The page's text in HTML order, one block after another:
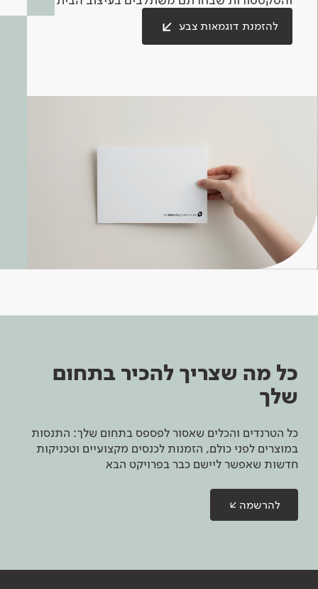
להזמנת דוגמאות צבע
כל מה שצריך להכיר בתחום
שלך
כל הטרנדים והכלים שאסור לפספס בתחום שלך: התנסות
במוצרים לפני כולם, הזמנות לכנסים מקצועיים וטכניקות
חדשות שאפשר ליישם כבר בפרויקט הבא
להרשמה